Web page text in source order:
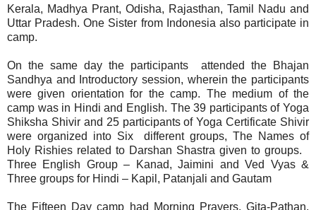
Kerala, Madhya Prant, Odisha, Rajasthan, Tamil Nadu and
Uttar Pradesh. One Sister from Indonesia also participate in
camp.
On the same day the participants attended the Bhajan
Sandhya and Introductory session, wherein the participants
were given orientation for the camp. The medium of the
camp was in Hindi and English. The 39 participants of Yoga
Shiksha Shivir and 25 participants of Yoga Certificate Shivir
were organized into Six different groups, The Names of
Holy Rishies related to Darshan Shastra given to groups.
Three English Group – Kanad, Jaimini and Ved Vyas &
Three groups for Hindi – Kapil, Patanjali and Gautam
The Fifteen Day camp had Morning Prayers, Gita-Pathan,